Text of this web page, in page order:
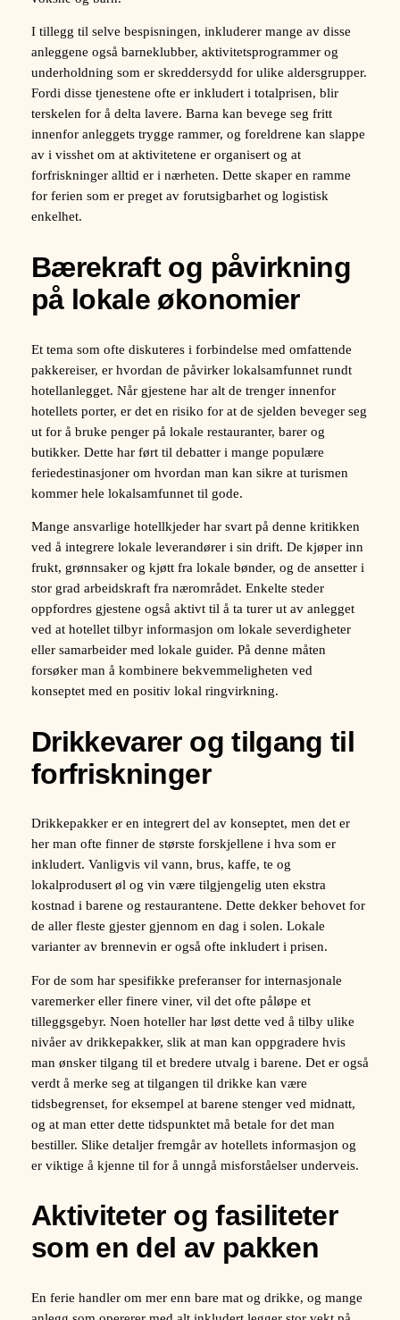
I tillegg til selve bespisningen, inkluderer mange av disse
anleggene også barneklubber, aktivitetsprogrammer og
underholdning som er skreddersydd for ulike aldersgrupper.
Fordi disse tjenestene ofte er inkludert i totalprisen, blir
terskelen for å delta lavere. Barna kan bevege seg fritt
innenfor anleggets trygge rammer, og foreldrene kan slappe
av i visshet om at aktivitetene er organisert og at
forfriskninger alltid er i nærheten. Dette skaper en ramme
for ferien som er preget av forutsigbarhet og logistisk
enkelhet.
Bærekraft og påvirkning
på lokale økonomier
Et tema som ofte diskuteres i forbindelse med omfattende
pakkereiser, er hvordan de påvirker lokalsamfunnet rundt
hotellanlegget. Når gjestene har alt de trenger innenfor
hotellets porter, er det en risiko for at de sjelden beveger seg
ut for å bruke penger på lokale restauranter, barer og
butikker. Dette har ført til debatter i mange populære
feriedestinasjoner om hvordan man kan sikre at turismen
kommer hele lokalsamfunnet til gode.
Mange ansvarlige hotellkjeder har svart på denne kritikken
ved å integrere lokale leverandører i sin drift. De kjøper inn
frukt, grønnsaker og kjøtt fra lokale bønder, og de ansetter i
stor grad arbeidskraft fra nærområdet. Enkelte steder
oppfordres gjestene også aktivt til å ta turer ut av anlegget
ved at hotellet tilbyr informasjon om lokale severdigheter
eller samarbeider med lokale guider. På denne måten
forsøker man å kombinere bekvemmeligheten ved
konseptet med en positiv lokal ringvirkning.
Drikkevarer og tilgang til
forfriskninger
Drikkepakker er en integrert del av konseptet, men det er
her man ofte finner de største forskjellene i hva som er
inkludert. Vanligvis vil vann, brus, kaffe, te og
lokalprodusert øl og vin være tilgjengelig uten ekstra
kostnad i barene og restaurantene. Dette dekker behovet for
de aller fleste gjester gjennom en dag i solen. Lokale
varianter av brennevin er også ofte inkludert i prisen.
For de som har spesifikke preferanser for internasjonale
varemerker eller finere viner, vil det ofte påløpe et
tilleggsgebyr. Noen hoteller har løst dette ved å tilby ulike
nivåer av drikkepakker, slik at man kan oppgradere hvis
man ønsker tilgang til et bredere utvalg i barene. Det er også
verdt å merke seg at tilgangen til drikke kan være
tidsbegrenset, for eksempel at barene stenger ved midnatt,
og at man etter dette tidspunktet må betale for det man
bestiller. Slike detaljer fremgår av hotellets informasjon og
er viktige å kjenne til for å unngå misforståelser underveis.
Aktiviteter og fasiliteter
som en del av pakken
En ferie handler om mer enn bare mat og drikke, og mange